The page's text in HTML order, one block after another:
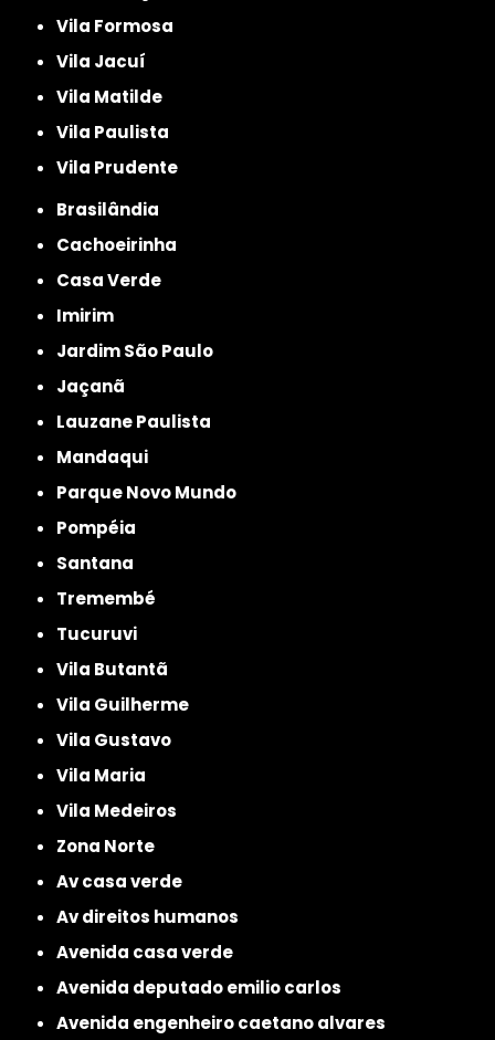
Vila Formosa
Vila Jacuí
Vila Matilde
Vila Paulista
Vila Prudente
Brasilândia
Cachoeirinha
Casa Verde
Imirim
Jardim São Paulo
Jaçanã
Lauzane Paulista
Mandaqui
Parque Novo Mundo
Pompéia
Santana
Tremembé
Tucuruvi
Vila Butantã
Vila Guilherme
Vila Gustavo
Vila Maria
Vila Medeiros
Zona Norte
av casa verde
av direitos humanos
avenida casa verde
avenida deputado emilio carlos
avenida engenheiro caetano alvares